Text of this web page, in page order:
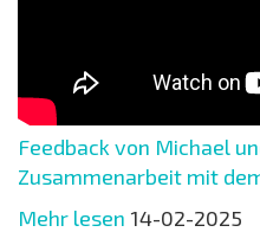
Feedback von Michael
Zusammenarbeit mit
Mehr lesen 14-02-2025